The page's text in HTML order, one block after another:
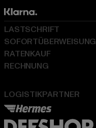
LOGISTIKPARTNER
LASTSCHRIFT
SOFORTÜBERWEISUNG
RATENKAUF
RECHNUNG